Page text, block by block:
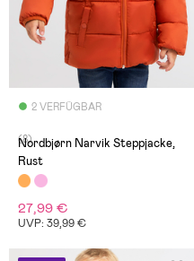
2 VERFÜGBAR
(8)
Nordbjørn Narvik Steppjacke,
Rust
27,99 €
UVP: 39,99 €